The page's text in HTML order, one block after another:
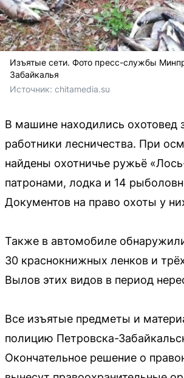
Изъятые сети. Фото пресс-службы
Забайкалья
Источник: chitamedia.su
В машине находились охотовед
работники лесничества. При
найдены охотничье ружьё
патронами, лодка и 14
Документов на право охоты у
Также в автомобиле
30 краснокнижных ленков и
Вылов этих видов в период
Все изъятые предметы и
полицию Петровска-
Окончательное решение о